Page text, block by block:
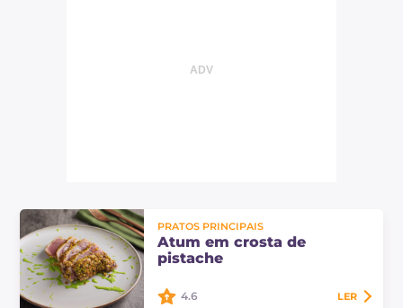
PRATOS PRINCIPAIS
Atum em crosta de
pistache
4.6 LER